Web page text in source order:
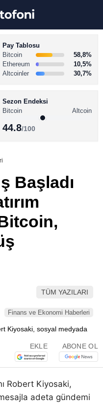
Youtube
TikTok
Pinterest
Telegram
Pay Tablosu
Bitcoin
58,8%
Ethereum
10,5%
Altcoinler
30,7%
Sezon Endeksi
Bitcoin
Altcoin
44.8/100
Başladı
TÜM YAZILARI
Finans ve Ekonomi Haberleri
EKLE ABONE OL
Robert Kiyosaki,
adeta gündemi